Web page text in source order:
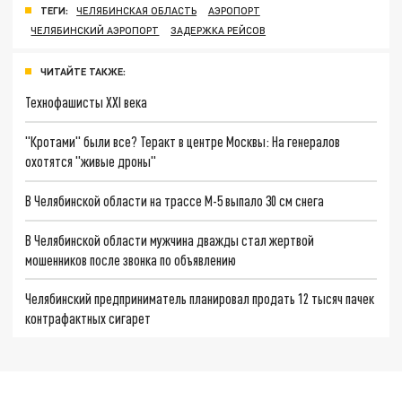
ТЕГИ: ЧЕЛЯБИНСКАЯ ОБЛАСТЬ
АЭРОПОРТ
ЧЕЛЯБИНСКИЙ АЭРОПОРТ
ЗАДЕРЖКА РЕЙСОВ
ЧИТАЙТЕ ТАКЖЕ:
Технофашисты XXI века
"Кротами" были все? Теракт в центре Москвы: На генералов
охотятся "живые дроны"
В Челябинской области на трассе М-5 выпало 30 см снега
В Челябинской области мужчина дважды стал жертвой
мошенников после звонка по объявлению
Челябинский предприниматель планировал продать 12 тысяч пачек
контрафактных сигарет